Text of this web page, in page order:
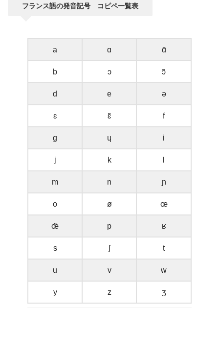
フランス語の発音記号 コピペ一覧表
a ɑ ɑ̃
b ɔ ɔ̃
d e ə
ɛ ɛ̃ f
g ɥ i
j k
m n ɲ
o ø œ
œ̃ p ʁ
s ʃ t
u v w
y z ʒ